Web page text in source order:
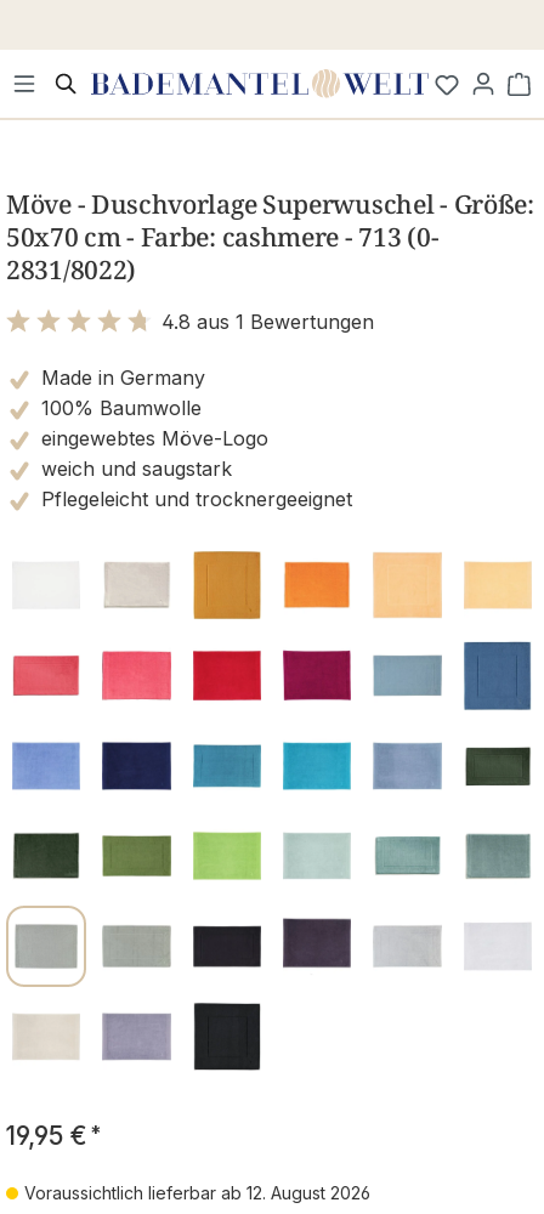
Möve - Duschvorlage Superwuschel - Größe:
50x70 cm - Farbe: cashmere - 713 (0-
2831/8022)
4.8 aus 1 Bewertungen
Made in Germany
100% Baumwolle
eingewebtes Möve-Logo
weich und saugstark
Pflegeleicht und trocknergeeignet
19,95 € *
Voraussichtlich lieferbar ab 12. August 2026